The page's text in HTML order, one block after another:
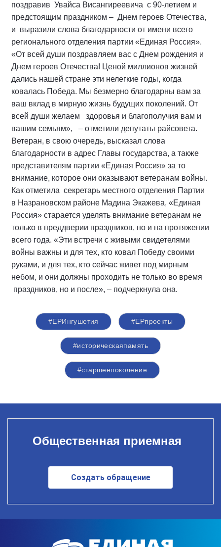
поздравив Увайса Висангиреевича с 90-летием и
предстоящим праздником – Днем героев Отечества,
и выразили слова благодарности от имени всего
регионального отделения партии «Единая Россия».
«От всей души поздравляем вас с Днем рождения и
Днем героев Отечества! Ценой миллионов жизней
дались нашей стране эти нелегкие годы, когда
ковалась Победа. Мы безмерно благодарны вам за
ваш вклад в мирную жизнь будущих поколений. От
всей души желаем здоровья и благополучия вам и
вашим семьям», – отметили депутаты райсовета.
Ветеран, в свою очередь, высказал слова
благодарности в адрес Главы государства, а также
представителям партии «Единая Россия» за то
внимание, которое они оказывают ветеранам войны.
Как отметила секретарь местного отделения Партии
в Назрановском районе Мадина Экажева, «Единая
Россия» старается уделять внимание ветеранам не
только в преддверии праздников, но и на протяжении
всего года. «Эти встречи с живыми свидетелями
войны важны и для тех, кто ковал Победу своими
руками, и для тех, кто сейчас живет под мирным
небом, и они должны проходить не только во время
праздников, но и после», – подчеркнула она.
#ЕРИнгушетия #ЕРпроекты
#историческаяпамять
#старшеепоколение
Общественная приемная
Создать обращение